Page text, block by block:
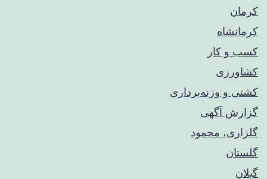
کرمان
کرمانشاه
کسب و کار
کشاورزی
کشتی و وزنه‌برداری
گزارش آگهی
گلزاری، محمود
گلستان
گیلان